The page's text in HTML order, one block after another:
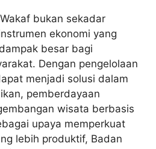
bukan sekadar
ekonomi yang
besar bagi
Dengan pengelolaan
menjadi solusi dalam
pemberdayaan
wisata berbasis
upaya memperkuat
lebih produktif, Badan